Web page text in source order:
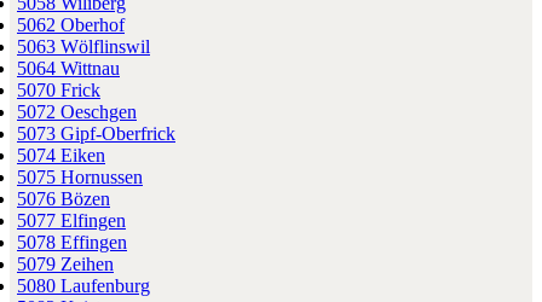
5062 Oberhof
5063 Wölflinswil
5064 Wittnau
5070 Frick
5072 Oeschgen
5073 Gipf-Oberfrick
5074 Eiken
5075 Hornussen
5076 Bözen
5077 Elfingen
5078 Effingen
5079 Zeihen
5080 Laufenburg